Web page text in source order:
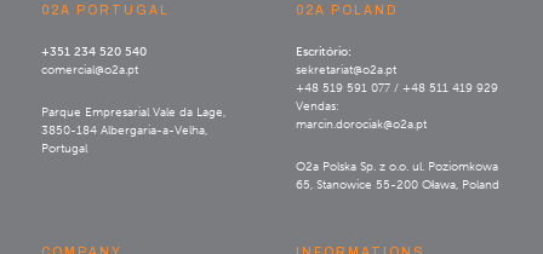
02A PORTUGAL
+351 234 520 540
comercial@o2a.pt
Parque Empresarial Vale da Lage,
3850-184 Albergaria-a-Velha,
Portugal
02A POLAND
Escritório:
sekretariat@o2a.pt
+48 519 591 077 / +48 511 419 929
Vendas:
marcin.dorociak@o2a.pt
O2a Polska Sp. z o.o. ul. Poziomkowa
65, Stanowice 55-200 Oława, Poland